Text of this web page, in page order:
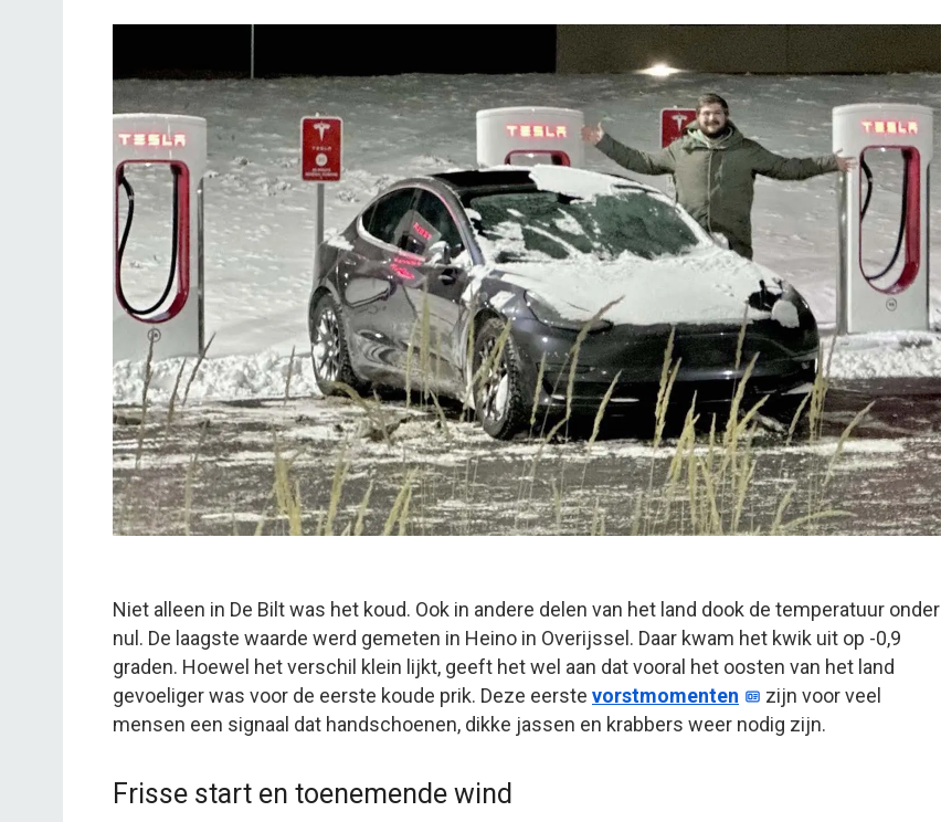
Niet alleen in De Bilt was het koud. Ook in andere delen van het land dook de temperatuur onder
nul. De laagste waarde werd gemeten in Heino in Overijssel. Daar kwam het kwik uit op -0,9
graden. Hoewel het verschil klein lijkt, geeft het wel aan dat vooral het oosten van het land
gevoeliger was voor de eerste koude prik. Deze eerste vorstmomenten
zijn voor veel
mensen een signaal dat handschoenen, dikke jassen en krabbers weer nodig zijn.
Frisse start en toenemende wind